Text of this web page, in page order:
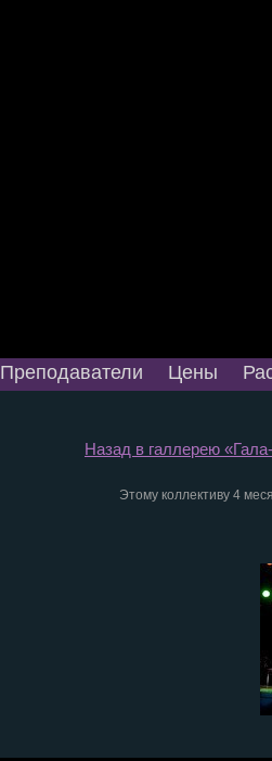
Преподаватели Цены
Назад в галлерею
Этому коллективу 4